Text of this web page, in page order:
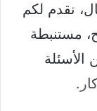
نقدم لكم
مستنبطة
الأسئلة